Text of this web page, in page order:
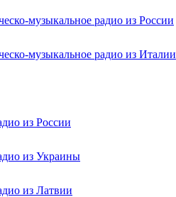
музыкальное радио из России
музыкальное радио из Италии
из России
из Украины
из Латвии